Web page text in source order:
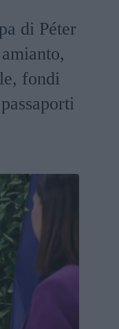
di Péter
fondi